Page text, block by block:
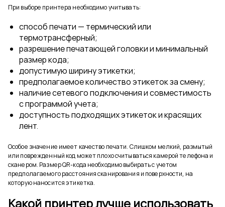
При выборе принтера необходимо учитывать:
способ печати — термический или
термотрансферный;
разрешение печатающей головки и минимальный
размер кода;
допустимую ширину этикетки;
предполагаемое количество этикеток за смену;
наличие сетевого подключения и совместимость
с программой учета;
доступность подходящих этикеток и красящих
лент.
Особое значение имеет качество печати. Слишком мелкий, размытый
или поврежденный код может плохо считываться камерой телефона и
сканером. Размер QR-кода необходимо выбирать с учетом
предполагаемого расстояния сканирования и поверхности, на
которую наносится этикетка.
Какой принтер лучше использовать